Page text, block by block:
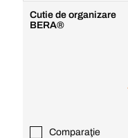
Cutie de organizare
BERA®
Comparaţie